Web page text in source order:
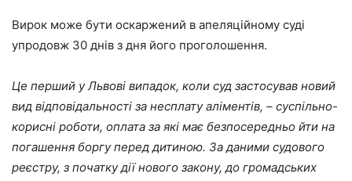
Вирок може бути оскаржений в апеляційному суді
упродовж 30 днів з дня його проголошення.
Це перший у Львові випадок, коли суд застосував новий
вид відповідальності за несплату аліментів, – суспільно-
корисні роботи, оплата за які має безпосередньо йти на
погашення боргу перед дитиною. За даними судового
реєстру, з початку дії нового закону, до громадських